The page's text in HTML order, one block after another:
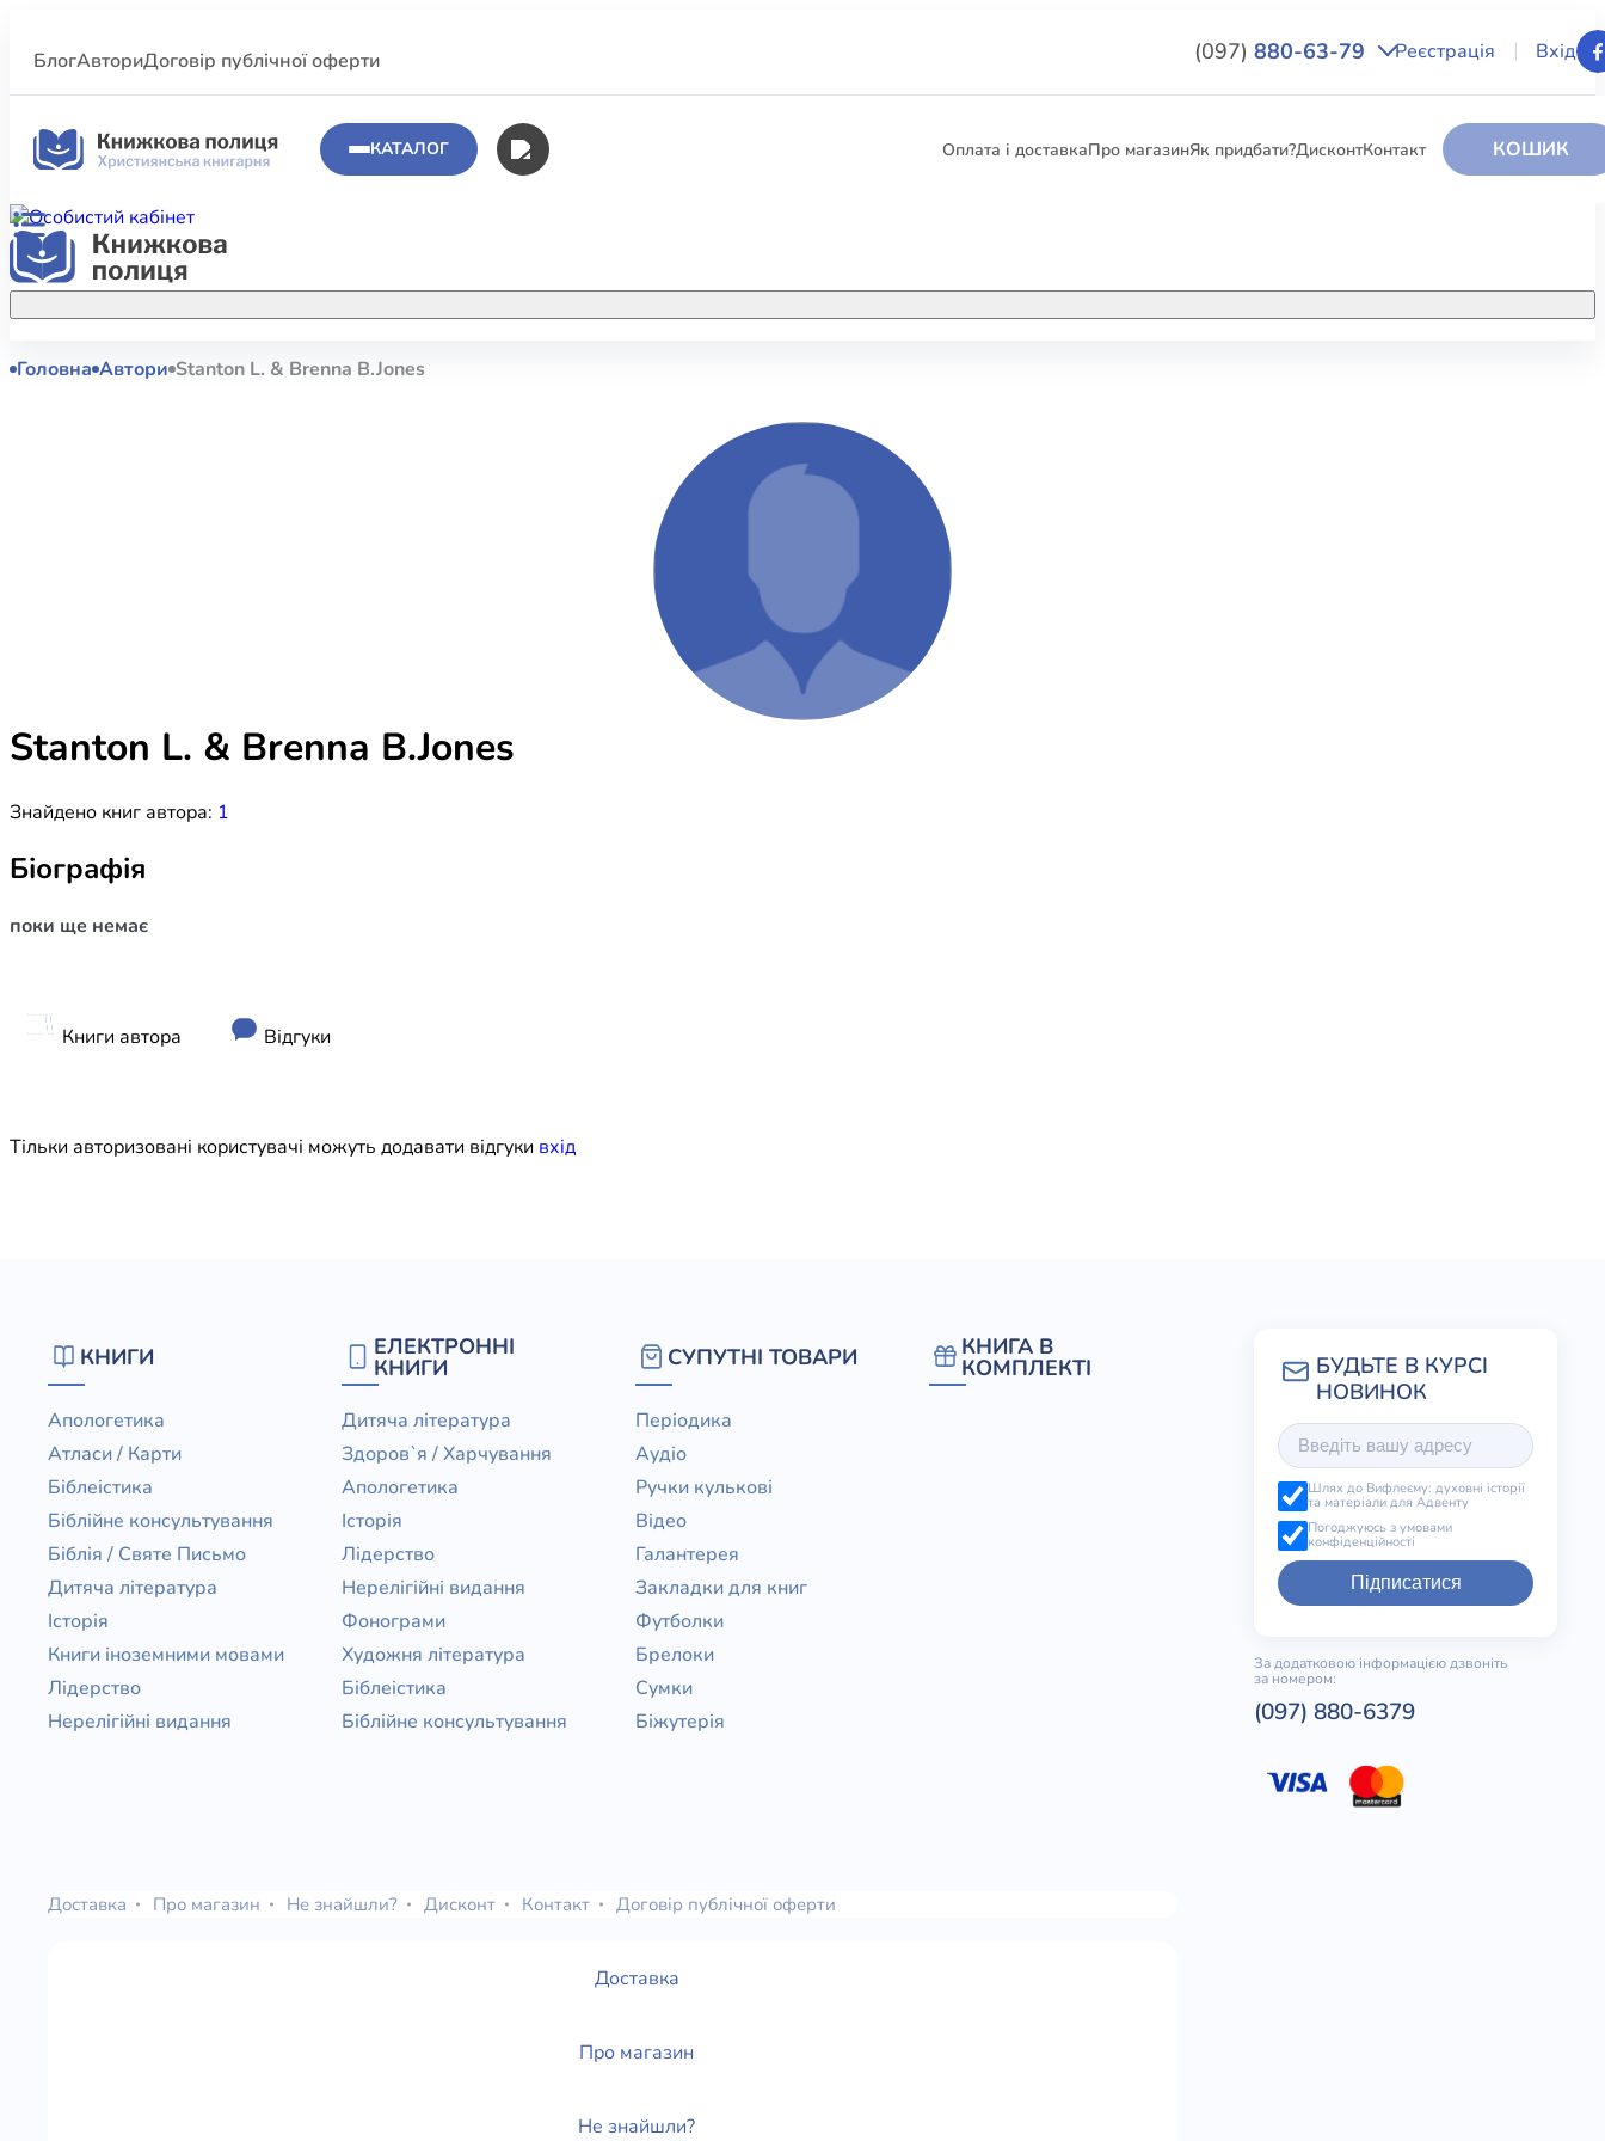
БлогАвториДоговір публічної оферти (097) 880-63-79 Реєстрація Вхід
КАТАЛОГ Оплата і доставкаПро магазинЯк придбати?ДисконтКонтакт КОШИК
Акційні пропозиції
полиці.
КНИГИ
Біблійне консультування
Нерелігійні видання
Художня література
ЕЛЕКТРОННІ КНИГИ
КНИГА В КОМПЛЕКТІ
Головна Автори Stanton L. & Brenna B.Jones
Stanton L. & Brenna B.Jones
Знайдено книг автора: 1
Біографія
поки ще немає
Книги автора Відгуки
Тільки авторизовані користувачі можуть додавати відгуки вхiд
КНИГИ
Апологетика
Атласи / Карти
Біблеістика
Біблійне консультування
Біблія / Святе Письмо
Дитяча література
Історія
Книги іноземними мовами
Лідерство
Нерелігійні видання
ЕЛЕКТРОННІ
КНИГИ
Дитяча література
Здоров`я / Харчування
Апологетика
Історія
Лідерство
Нерелігійні видання
Фонограми
Художня література
Біблеістика
Біблійне консультування
СУПУТНІ ТОВАРИ
Періодика
Аудіо
Ручки кулькові
Відео
Галантерея
Закладки для книг
Футболки
Брелоки
Сумки
Біжутерія
КНИГА В
КОМПЛЕКТІ
Шлях до Вифлеєму: духовні історії
та матеріали для Адвенту
Погоджуюсь з умовами
конфіденційності
Підписатися
За додатковою інформацією дзвоніть
за номером:
(097) 880-6379
Доставка Про магазин Не знайшли? Дисконт Контакт Договір публічної оферти
Доставка
Про магазин
Не знайшли?